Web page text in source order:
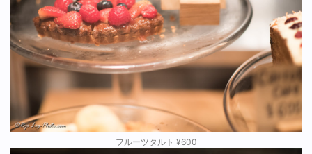
フルーツタルト ¥600